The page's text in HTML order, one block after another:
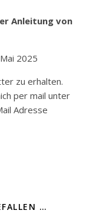
Anleitung von
2025
zu erhalten.
per mail unter
Adresse
…